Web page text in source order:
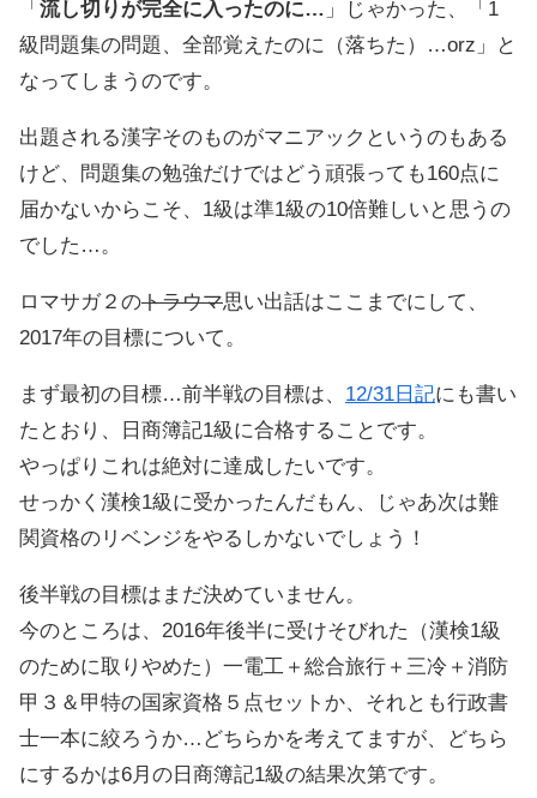
「 流し切りが完全に入ったのに… 」じゃかった、「1
級問題集の問題、全部覚えたのに（落ちた）…orz」と
なってしまうのです。
出題される漢字そのものがマニアックというのもある
けど、問題集の勉強だけではどう頑張っても160点に
届かないからこそ、1級は準1級の10倍難しいと思うの
でした…。
ロマサガ２のトラウマ思い出話はここまでにして、
2017年の目標について。
まず最初の目標…前半戦の目標は、 12/31日記にも書い
たとおり、日商簿記1級に合格することです。
やっぱりこれは絶対に達成したいです。
せっかく漢検1級に受かったんだもん、じゃあ次は難
関資格のリベンジをやるしかないでしょう！
後半戦の目標はまだ決めていません。
今のところは、2016年後半に受けそびれた（漢検1級
のために取りやめた）一電工＋総合旅行＋三冷＋消防
甲３＆甲特の国家資格５点セットか、それとも行政書
士一本に絞ろうか…どちらかを考えてますが、どちら
にするかは6月の日商簿記1級の結果次第です。